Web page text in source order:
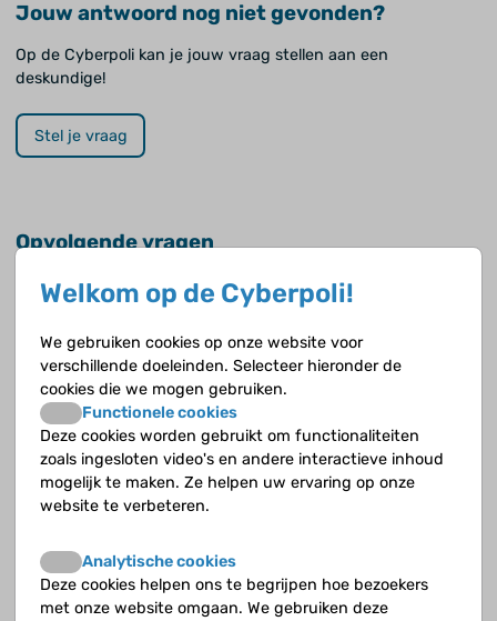
Jouw antwoord nog niet gevonden?
Op de Cyberpoli kan je jouw vraag stellen aan een
deskundige!
Stel je vraag
Opvolgende vragen
Is alles al bekend over ASS?
Is ASS hetzelfde als autismespectrumstoornis?
Is ASS voor iedereen hetzelfde?
Is autisme hetzelfde als ASS of
autismespectrumstoornis?
Wat is ASS of autismespectrumstoornis?
Welkom op de Cyberpoli!
We gebruiken cookies op onze website voor
verschillende doeleinden. Selecteer hieronder de
cookies die we mogen gebruiken.
Functionele cookies
Deze cookies worden gebruikt om functionaliteiten
zoals ingesloten video's en andere interactieve inhoud
mogelijk te maken. Ze helpen uw ervaring op onze
website te verbeteren.
Analytische cookies
Deze cookies helpen ons te begrijpen hoe bezoekers
met onze website omgaan. We gebruiken deze